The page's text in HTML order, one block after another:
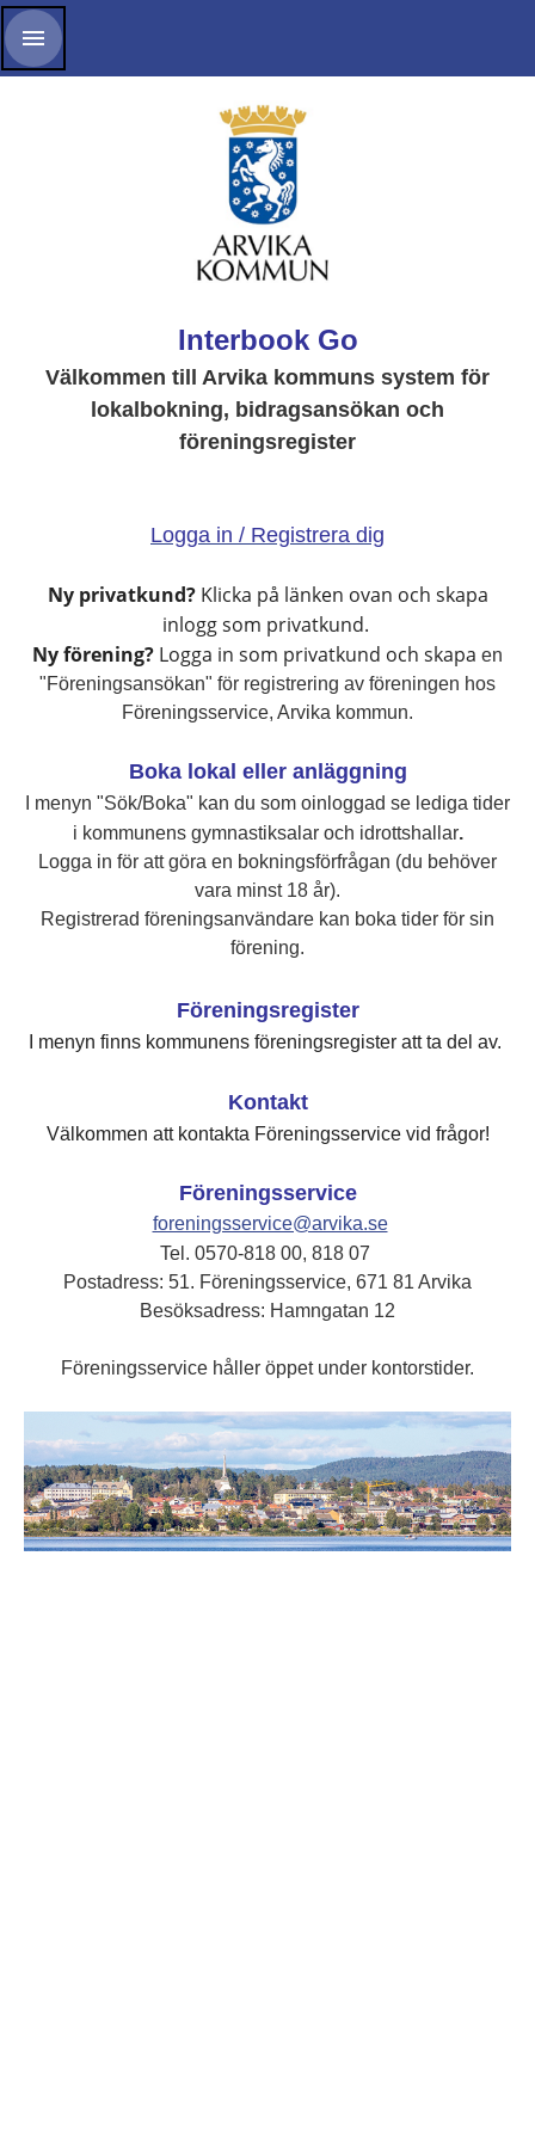
Interbook Go
Välkommen till Arvika kommuns system för
lokalbokning, bidragsansökan och
föreningsregister
Logga in / Registrera dig
Ny privatkund?Klicka på länken ovan och skapa
inlogg som privatkund.
Ny förening? Logga in som privatkund och skapa en
"Föreningsansökan" för registrering av föreningen hos
Föreningsservice, Arvika kommun.
Boka lokal eller anläggning
I menyn "Sök/Boka" kan du som oinloggad se lediga tider
i kommunens gymnastiksalar och idrottshallar.
Logga in för att göra en bokningsförfrågan (du behöver
vara minst 18 år).
Registrerad föreningsanvändare kan boka tider för sin
förening.
Föreningsregister
I menyn finns kommunens föreningsregister att ta del av.
Kontakt
Välkommen att kontakta Föreningsservice vid frågor!
Föreningsservice
foreningsservice@arvika.se
Tel. 0570-818 00, 818 07
Postadress: 51. Föreningsservice, 671 81 Arvika
Besöksadress: Hamngatan 12
Föreningsservice håller öppet under kontorstider.